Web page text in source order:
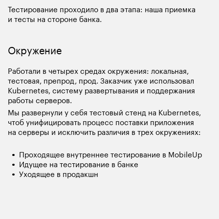
Тестирование проходило в два этапа: наша приемка
и тесты на стороне банка.
Окружение
Работали в четырех средах окружения: локальная,
тестовая, препрод, прод. Заказчик уже использовал
Kubernetes, систему развертывания и поддержания
работы серверов.
Мы развернули у себя тестовый стенд на Kubernetes,
чтоб унифицировать процесс поставки приложения
на серверы и исключить различия в трех окружениях:
Проходящее внутреннее тестирование в MobileUp
Идущее на тестирование в банке
Уходящее в продакшн